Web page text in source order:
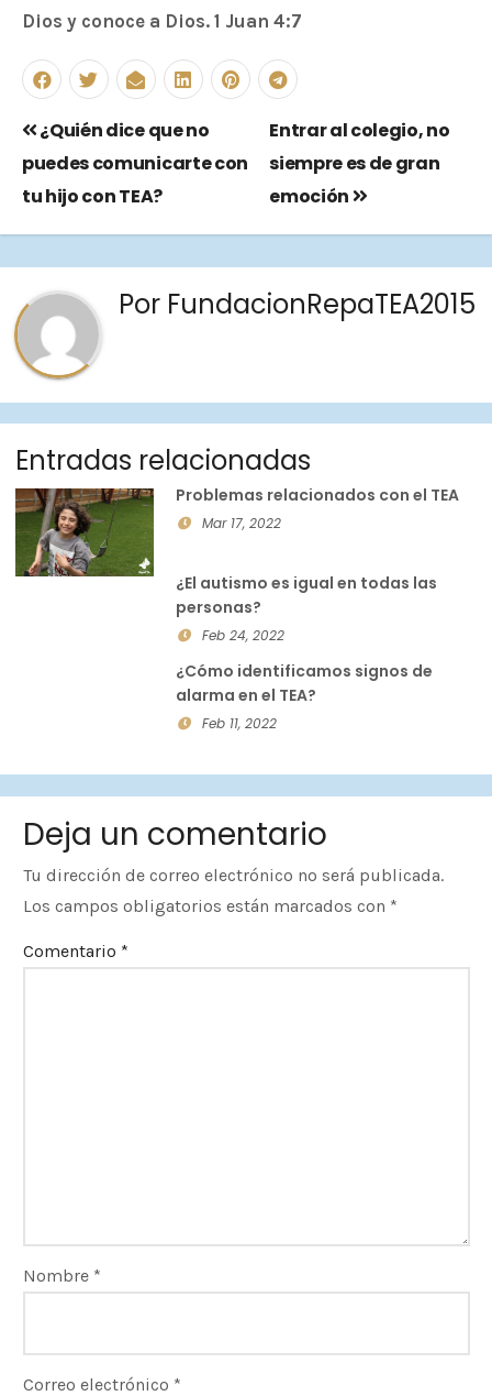
Dios y conoce a Dios. 1 Juan 4:7
¿Quién dice que no
puedes comunicarte con
tu hijo con TEA?
Entrar al colegio, no
siempre es de gran
emoción
Por FundacionRepaTEA2015
Entradas relacionadas
Problemas relacionados con el TEA
Mar 17, 2022
¿El autismo es igual en todas las
personas?
Feb 24, 2022
¿Cómo identificamos signos de
alarma en el TEA?
Feb 11, 2022
Deja un comentario
Tu dirección de correo electrónico no será publicada.
Los campos obligatorios están marcados con *
Comentario *
Nombre *
Correo electrónico *